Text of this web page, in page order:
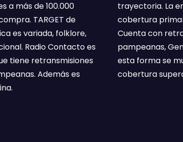
a más de 100.000
TARGET de
es variada, folklore,
Radio Contacto es
tiene retransmisiones
Además es
trayectoria. La
cobertura
Cuenta con
pampeanas,
esta forma se
cobertura